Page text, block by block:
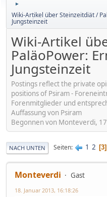
►
Wiki-Artikel über Steinzeitdiät /
Jungsteinzeit
Wiki-Artikel
PaläoPower:
Jungsteinzeit
Postings reflect the private
positions of Psiram -
Forenmitglieder und
Auffassung von Psiram
Begonnen von Monteverdi,
NACH UNTEN Seiten 1 2 3
Monteverdi
Gast
18. Januar 2013, 16:18:26